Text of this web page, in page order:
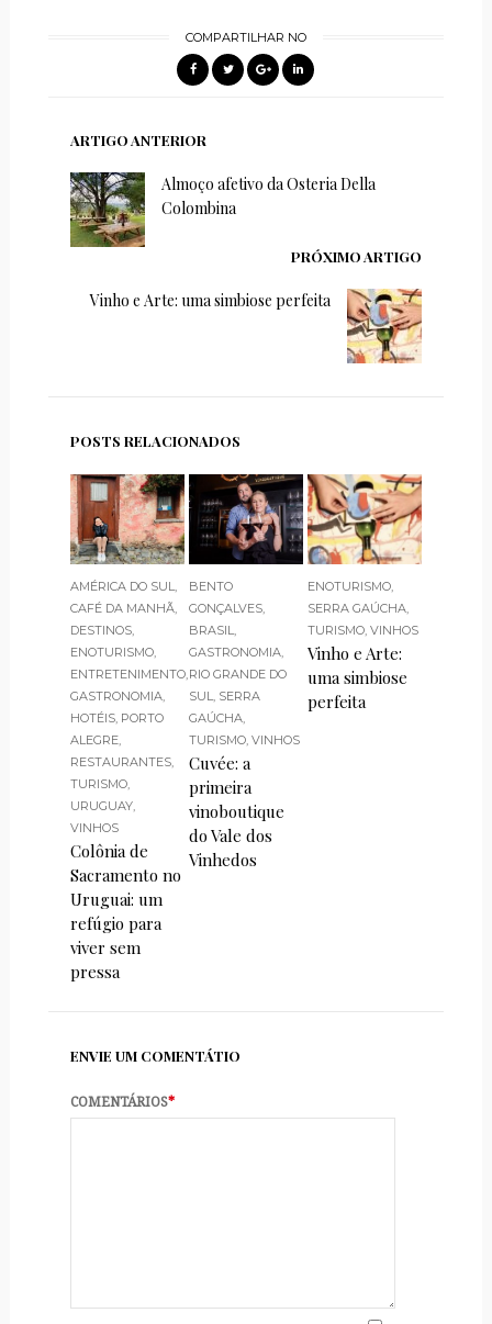
COMPARTILHAR NO
ARTIGO ANTERIOR
Almoço afetivo da Osteria Della
Colombina
PRÓXIMO ARTIGO
Vinho e Arte: uma simbiose perfeita
POSTS RELACIONADOS
AMÉRICA DO SUL,
CAFÉ DA MANHÃ,
DESTINOS,
ENOTURISMO,
ENTRETENIMENTO,
GASTRONOMIA,
HOTÉIS, PORTO
ALEGRE,
RESTAURANTES,
TURISMO,
URUGUAY,
VINHOS
Colônia de
Sacramento no
Uruguai: um
refúgio para
viver sem
pressa
BENTO
GONÇALVES,
BRASIL,
GASTRONOMIA,
RIO GRANDE DO
SUL, SERRA
GAÚCHA,
TURISMO,VINHOS
Cuvée: a
primeira
vinoboutique
do Vale dos
Vinhedos
ENOTURISMO,
SERRA GAÚCHA,
TURISMO,VINHOS
Vinho e Arte:
uma simbiose
perfeita
ENVIE UM COMENTÁTIO
COMENTÁRIOS*